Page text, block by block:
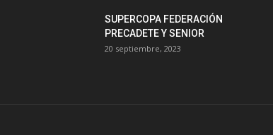
SUPERCOPA FEDERACIÓN
PRECADETE Y SENIOR
20 septiembre, 2023